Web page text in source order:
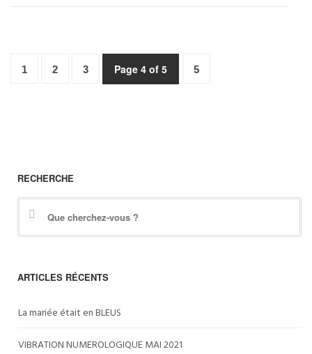
1 2 3 Page 4 of 5 5
RECHERCHE
ARTICLES RÉCENTS
La mariée était en BLEUS
VIBRATION NUMEROLOGIQUE MAI 2021